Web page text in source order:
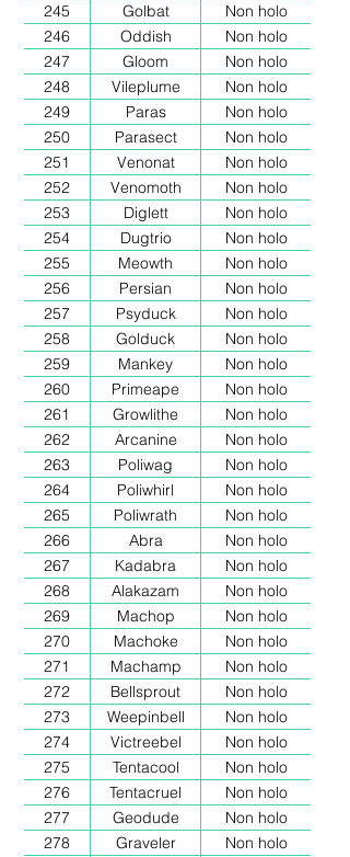
245
Golbat
Non holo
246
Oddish
Non holo
247
Gloom
Non holo
248
Vileplume
Non holo
249
Paras
Non holo
250
Parasect
Non holo
251
Venonat
Non holo
252
Venomoth
Non holo
253
Diglett
Non holo
254
Dugtrio
Non holo
255
Meowth
Non holo
256
Persian
Non holo
257
Psyduck
Non holo
258
Golduck
Non holo
259
Mankey
Non holo
260
Primeape
Non holo
261
Growlithe
Non holo
262
Arcanine
Non holo
263
Poliwag
Non holo
264
Poliwhirl
Non holo
265
Poliwrath
Non holo
266
Abra
Non holo
267
Kadabra
Non holo
268
Alakazam
Non holo
269
Machop
Non holo
270
Machoke
Non holo
271
Machamp
Non holo
272
Bellsprout
Non holo
273
Weepinbell
Non holo
274
Victreebel
Non holo
275
Tentacool
Non holo
276
Tentacruel
Non holo
277
Geodude
Non holo
278
Graveler Non holo